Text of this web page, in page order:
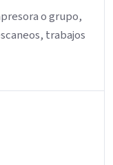
o grupo,
trabajos